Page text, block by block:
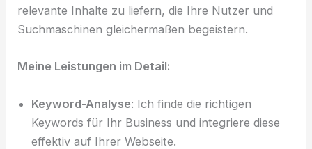
relevante Inhalte zu liefern, die Ihre Nutzer und
Suchmaschinen gleichermaßen begeistern.
Meine Leistungen im Detail:
Keyword-Analyse: Ich finde die richtigen
Keywords für Ihr Business und integriere diese
effektiv auf Ihrer Webseite.